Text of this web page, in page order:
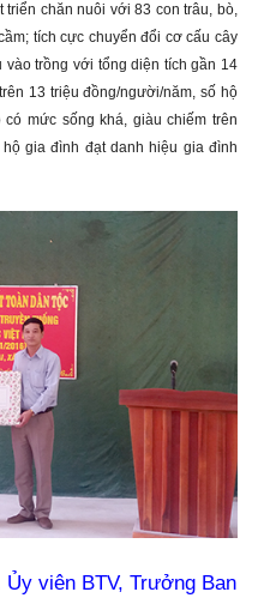
triển chăn nuôi với 83 con trâu, bò,
tích cực chuyển đổi cơ cấu cây
trồng với tổng diện tích gần 14
13 triệu đồng/người/năm, số hộ
mức sống khá, giàu chiếm trên
gia đình đạt danh hiệu gia đình
viên BTV, Trưởng Ban